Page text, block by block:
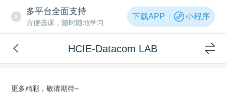
多平台全面支持
方便选课，随时随地学习
下载APP 小程序
HCIE-Datacom LAB
更多精彩，敬请期待~